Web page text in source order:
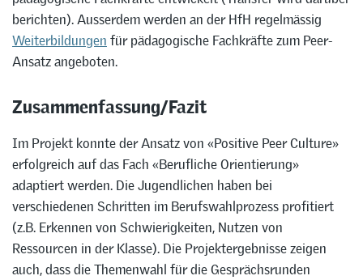
berichten). Ausserdem werden an der HfH regelmässig
Weiterbildungen für pädagogische Fachkräfte zum Peer-
Ansatz angeboten.
Zusammenfassung/Fazit
Im Projekt konnte der Ansatz von «Positive Peer Culture»
erfolgreich auf das Fach «Berufliche Orientierung»
adaptiert werden. Die Jugendlichen haben bei
verschiedenen Schritten im Berufswahlprozess profitiert
(z.B. Erkennen von Schwierigkeiten, Nutzen von
Ressourcen in der Klasse). Die Projektergebnisse zeigen
auch, dass die Themenwahl für die Gesprächsrunden